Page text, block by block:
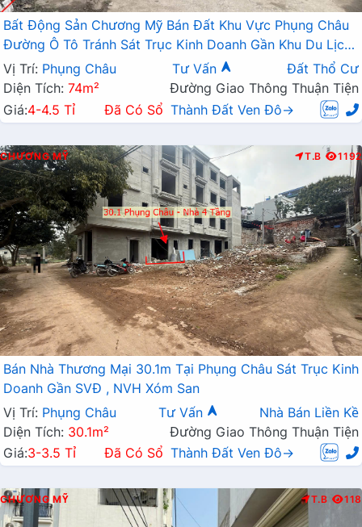
Bất Động Sản Chương Mỹ Bán Đất Khu Vực Phụng Châu
Đường Ô Tô Tránh Sát Trục Kinh Doanh Gần Khu Du Lịch
Chùa Trầm
Vị Trí: Phụng Châu Tư Vấn
Đất Thổ Cư
Diện Tích: 74m²
Đường Giao Thông Thuận Tiện
Giá:4-4.5 Tỉ Đã Có Sổ Thành Đất Ven Đô→
CHƯƠNG MỸ T.B 1192
Bán Nhà Thương Mại 30.1m Tại Phụng Châu Sát Trục Kinh
Doanh Gần SVĐ , NVH Xóm San
Vị Trí: Phụng Châu Tư Vấn
Nhà Bán Liền Kề
Diện Tích: 30.1m²
Đường Giao Thông Thuận Tiện
Giá:3-3.5 Tỉ Đã Có Sổ Thành Đất Ven Đô→
CHƯƠNG MỸ T.B 118